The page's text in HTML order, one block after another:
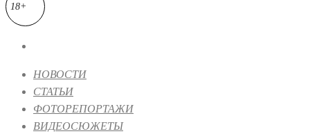
18+
НОВОСТИ
СТАТЬИ
ФОТОРЕПОРТАЖИ
ВИДЕОСЮЖЕТЫ